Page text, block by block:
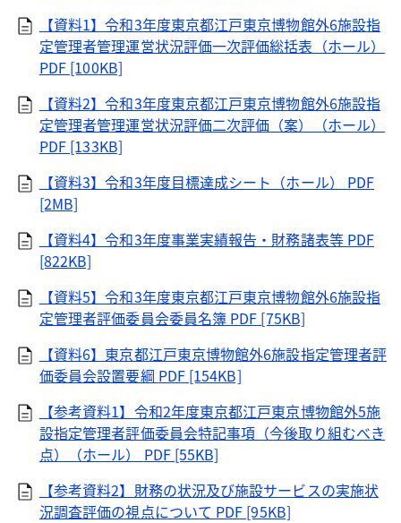
【資料1】令和3年度東京都江戸東京博物館外6施設指
定管理者管理運営状況評価一次評価総括表（ホール）
PDF [100KB]
【資料2】令和3年度東京都江戸東京博物館外6施設指
定管理者管理運営状況評価二次評価（案）（ホール）
PDF [133KB]
【資料3】令和3年度目標達成シート（ホール） PDF
[2MB]
【資料4】令和3年度事業実績報告・財務諸表等 PDF
[822KB]
【資料5】令和3年度東京都江戸東京博物館外6施設指
定管理者評価委員会委員名簿 PDF [75KB]
【資料6】東京都江戸東京博物館外6施設指定管理者評
価委員会設置要綱 PDF [154KB]
【参考資料1】令和2年度東京都江戸東京博物館外5施
設指定管理者評価委員会特記事項（今後取り組むべき
点）（ホール） PDF [55KB]
【参考資料2】財務の状況及び施設サービスの実施状
況調査評価の視点について PDF [95KB]